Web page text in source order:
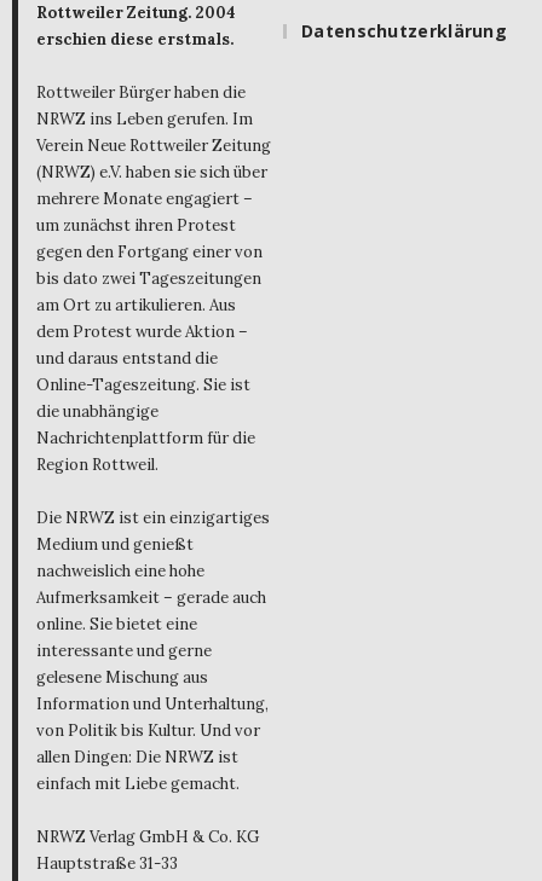
Rottweiler Zeitung. 2004
erschien diese erstmals.
Rottweiler Bürger haben die
NRWZ ins Leben gerufen. Im
Verein Neue Rottweiler Zeitung
(NRWZ) e.V. haben sie sich über
mehrere Monate engagiert –
um zunächst ihren Protest
gegen den Fortgang einer von
bis dato zwei Tageszeitungen
am Ort zu artikulieren. Aus
dem Protest wurde Aktion –
und daraus entstand die
Online-Tageszeitung. Sie ist
die unabhängige
Nachrichtenplattform für die
Region Rottweil.
Die NRWZ ist ein einzigartiges
Medium und genießt
nachweislich eine hohe
Aufmerksamkeit – gerade auch
online. Sie bietet eine
interessante und gerne
gelesene Mischung aus
Information und Unterhaltung,
von Politik bis Kultur. Und vor
allen Dingen: Die NRWZ ist
einfach mit Liebe gemacht.
NRWZ Verlag GmbH & Co. KG
Hauptstraße 31-33
Datenschutzerklärung